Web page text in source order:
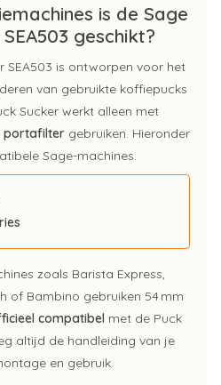
is de Sage
geschikt?
SEA503 is ontworpen voor het
van gebruikte koffiepucks
Sucker werkt alleen met
portafilter gebruiken. Hieronder
Sage-machines.
zoals Barista Express,
of Bambino gebruiken 54 mm
compatibel met de Puck
altijd de handleiding van je
en gebruik.